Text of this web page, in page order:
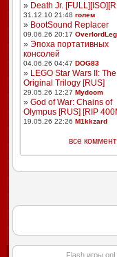
» Death Jr.
31.12.10 21:48 голем
» BootSound Replacer
09.06.26 20:17
» Эпоха портативных
консолей
04.06.26 04:47 DOG83
» LEGO Star Wars II: The
Original Trilogy [RUS]
29.05.26 12:27 Mydoom
» God of War: Chains of
Olympus [RUS] [RIP
19.05.26 22:26 M1kkzard
все
Flash игры